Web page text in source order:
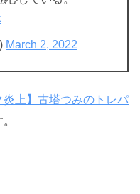
March 2, 2022
炎上】古塔つみのトレパ